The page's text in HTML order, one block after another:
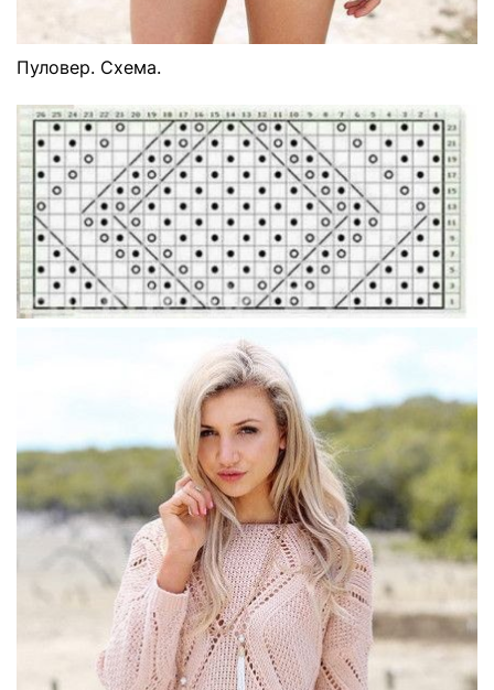
Пуловер. Схема.